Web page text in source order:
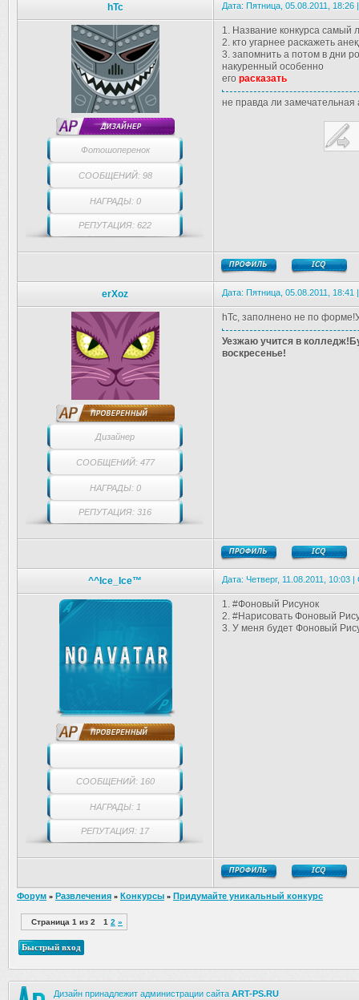
hTc Дата: Пятница, 05.08.2011,
Фотошоперенок
СООБЩЕНИЙ: 98
НАГРАДЫ: 0
РЕПУТАЦИЯ: 622
1. Название конкурса самый
2. кто угарнее раскажеть
3. запомнить а потом в дни
накуренный особенно
его расказать
не правда ли замечательная
erXoz Дата: Пятница, 05.08.2011,
Дизайнер
СООБЩЕНИЙ: 477
НАГРАДЫ: 0
РЕПУТАЦИЯ: 316
hTc, заполнено не по
Уезжаю учится в
воскресенье!
^^Ice_Ice™ Дата: Четверг, 11.08.2011, 10:03
СООБЩЕНИЙ: 160
НАГРАДЫ: 1
РЕПУТАЦИЯ: 17
1. #Фоновый Рисунок
2. #Нарисовать Фоновый
3. У меня будет Фоновый
Форум » Развлечения » Конкурсы » Придумайте уникальный конкурс
Страница 1 из 2 1 2 »
Дизайн принадлежит администрации сайта ART-PS.RU